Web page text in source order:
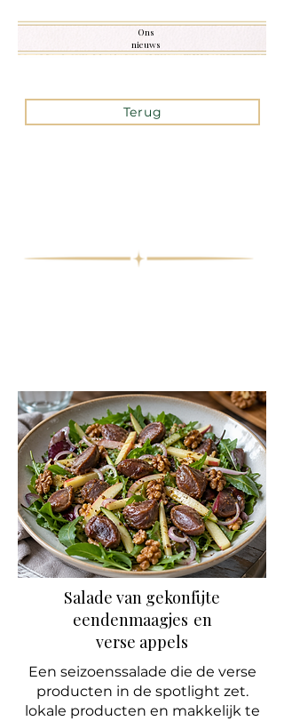
Ons
nieuws
Terug
Salade van gekonfijte
eendenmaagjes en
verse appels
Een seizoenssalade die de verse
producten in de spotlight zet.
lokale producten en makkelijk te